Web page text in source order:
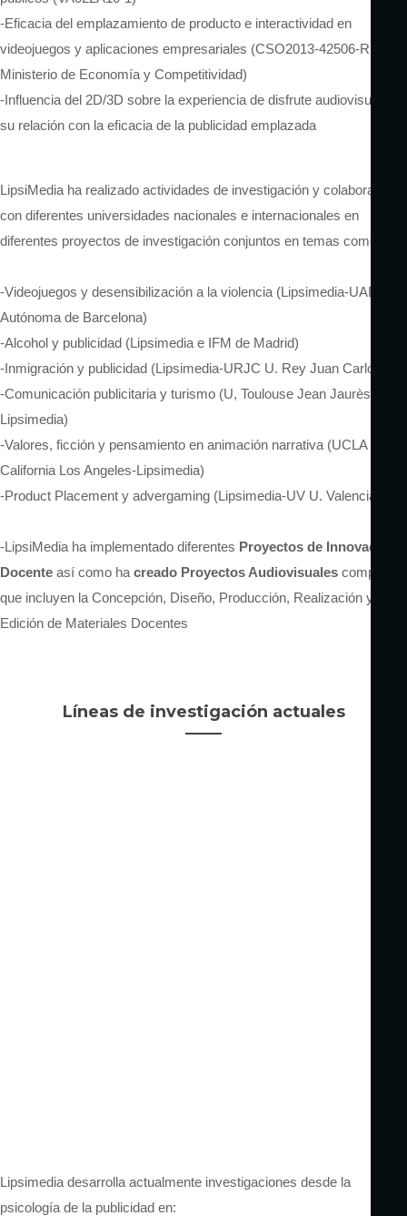
-Eficacia del emplazamiento de producto e interactividad en
videojuegos y aplicaciones empresariales (CSO2013-42506-R,
Ministerio de Economía y Competitividad)
-Influencia del 2D/3D sobre la experiencia de disfrute audiovisual y
su relación con la eficacia de la publicidad emplazada
LipsiMedia ha realizado actividades de investigación y colaboración
con diferentes universidades nacionales e internacionales en
diferentes proyectos de investigación conjuntos en temas como:
-Videojuegos y desensibilización a la violencia (Lipsimedia-UAB U.
Autónoma de Barcelona)
-Alcohol y publicidad (Lipsimedia e IFM de Madrid)
-Inmigración y publicidad (Lipsimedia-URJC U. Rey Juan Carlos)
-Comunicación publicitaria y turismo (U, Toulouse Jean Jaurès-
Lipsimedia)
-Valores, ficción y pensamiento en animación narrativa (UCLA U.
California Los Angeles-Lipsimedia)
-Product Placement y advergaming (Lipsimedia-UV U. Valencia)
-LipsiMedia ha implementado diferentes Proyectos de Innovación
Docente así como ha creado Proyectos Audiovisuales completos
que incluyen la Concepción, Diseño, Producción, Realización y
Edición de Materiales Docentes
Líneas de investigación actuales
Lipsimedia desarrolla actualmente investigaciones desde la
psicología de la publicidad en: